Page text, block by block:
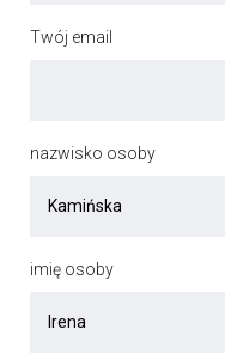
Twój email
nazwisko osoby
imię osoby